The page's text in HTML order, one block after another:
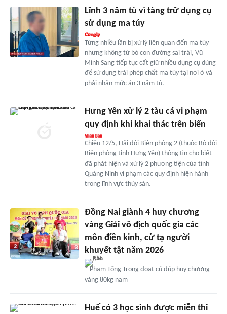
Lĩnh 3 năm tù vì tàng trữ dụng cụ
sử dụng ma túy
Từng nhiều lần bị xử lý liên quan đến ma túy
nhưng không từ bỏ con đường sai trái, Vũ
Minh Sang tiếp tục cất giữ nhiều dụng cụ dùng
để sử dụng trái phép chất ma túy tại nơi ở và
phải nhận mức án 3 năm tù.
Hưng Yên xử lý 2 tàu cá vi phạm
quy định khi khai thác trên biển
Chiều 12/5, Hải đội Biên phòng 2 (thuộc Bộ đội
Biên phòng tỉnh Hưng Yên) thông tin cho biết
đã phát hiện và xử lý 2 phương tiện của tỉnh
Quảng Ninh vi phạm các quy định hiện hành
trong lĩnh vực thủy sản.
Đồng Nai giành 4 huy chương
vàng Giải vô địch quốc gia các
môn điền kinh, cử tạ người
khuyết tật năm 2026
* Phạm Tống Trọng đoạt cú đúp huy chương
vàng 80kg nam
Huế có 3 học sinh được miễn thi